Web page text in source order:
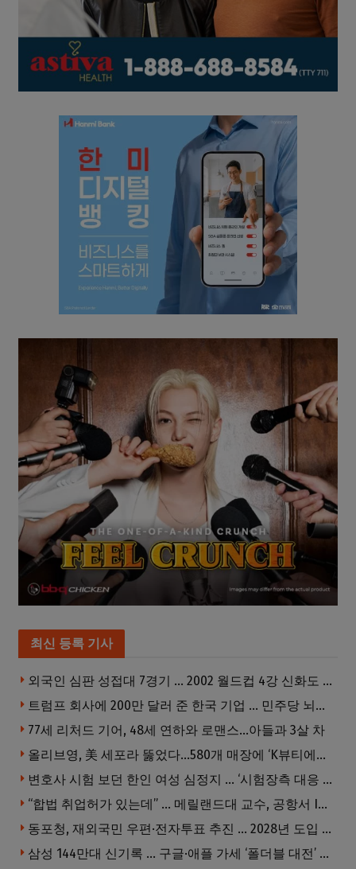
최신 등록 기사
외국인 심판 성접대 7경기 … 2002 월드컵 4강 신화도 흔들
트럼프 회사에 200만 달러 준 한국 기업 … 민주당 뇌물의혹 조사
77세 리처드 기어, 48세 연하와 로맨스…아들과 3살 차
올리브영, 美 세포라 뚫었다…580개 매장에 ‘K뷰티에딧’ 론칭
변호사 시험 보던 한인 여성 심정지 … ‘시험장측 대응 부적절’ 소송
“합법 취업허가 있는데” … 메릴랜드대 교수, 공항서 ICE에 체포, 구금 중
동포청, 재외국민 우편·전자투표 추진 … 2028년 도입 목표
삼성 144만대 신기록 … 구글·애플 가세 ‘폴더블 대전’ 열린다